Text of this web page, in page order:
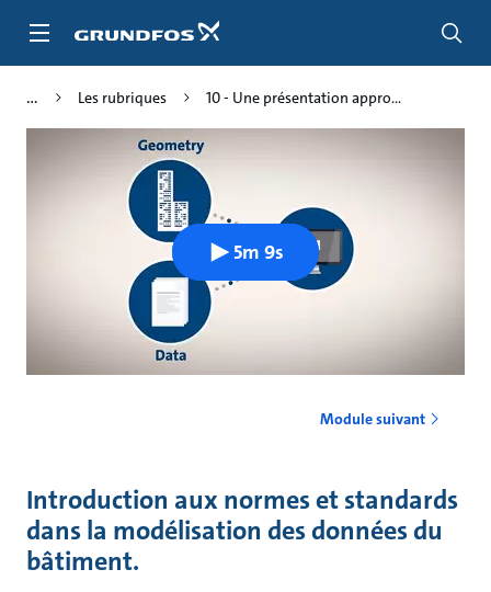
Les rubriques 10 - Une présentation appro...
5m 9s
Module suivant
Introduction aux normes et standards
dans la modélisation des données du
bâtiment.